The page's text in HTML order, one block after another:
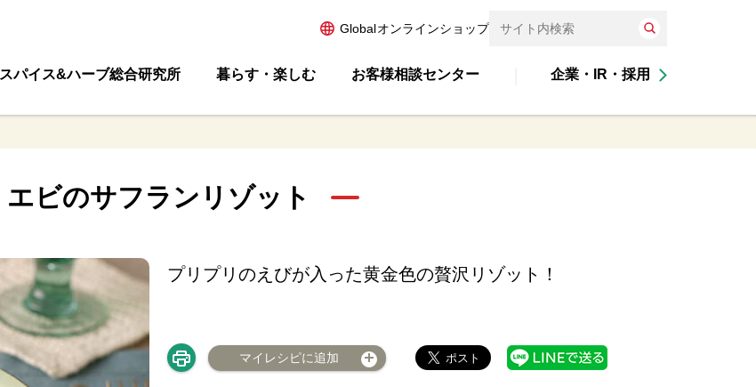
Globalオンラインショップ
スパイス&ハーブ総合研究所 暮らす・楽しむ お客様相談センター 企業・IR・採用
エビのサフランリゾット
プリプリのえびが入った黄金色の贅沢リゾット！
マイレシピに追加